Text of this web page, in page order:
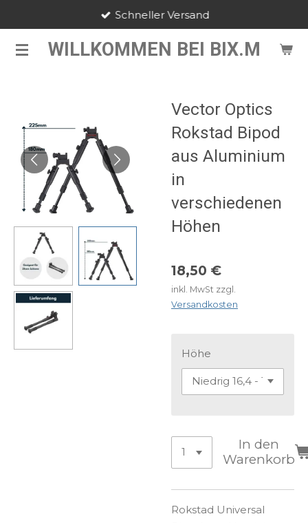
springen WILLKOMMEN BEI BIX.M
Schneller Versand
Vector Optics
Rokstad Bipod
aus Aluminium
in
verschiedenen
Höhen
18,50 €
inkl. MwSt zzgl.
Versandkosten
Höhe
In den
Warenkorb
Rokstad Universal